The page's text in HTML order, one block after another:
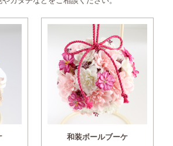
和装ボールブーケ